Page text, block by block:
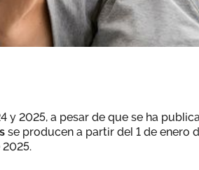
y 2025, a pesar de que se ha
se producen a partir del 1 de enero